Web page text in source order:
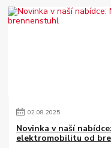
02.08.2025
Novinka v naší
elektromobilitu od